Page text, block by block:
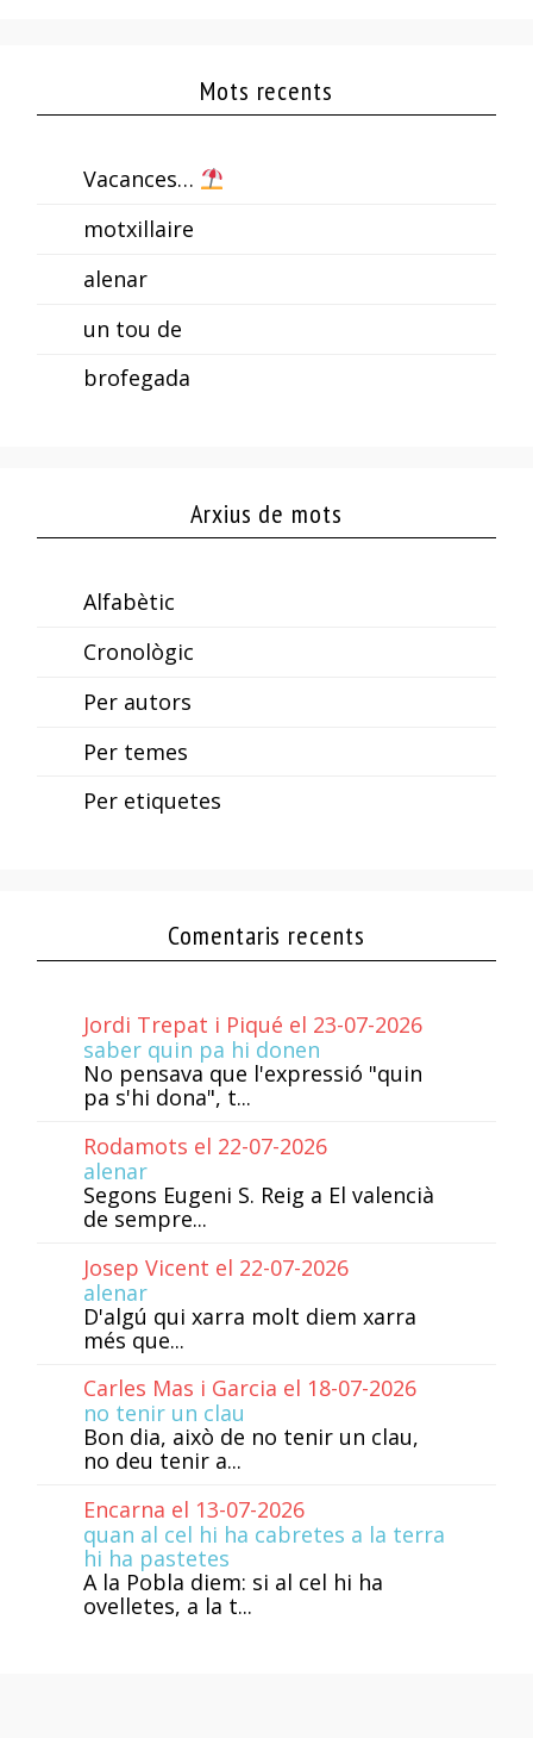
Mots recents
Vacances…
motxillaire
alenar
un tou de
brofegada
Arxius de mots
Alfabètic
Cronològic
Per autors
Per temes
Per etiquetes
Comentaris recents
Jordi Trepat i Piqué el 23-07-2026
saber quin pa hi donen
No pensava que l'expressió "quin
pa s'hi dona", t...
Rodamots el 22-07-2026
alenar
Segons Eugeni S. Reig a El valencià
de sempre...
Josep Vicent el 22-07-2026
alenar
D'algú qui xarra molt diem xarra
més que...
Carles Mas i Garcia el 18-07-2026
no tenir un clau
Bon dia, això de no tenir un clau,
no deu tenir a...
Encarna el 13-07-2026
quan al cel hi ha cabretes a la terra
hi ha pastetes
A la Pobla diem: si al cel hi ha
ovelletes, a la t...